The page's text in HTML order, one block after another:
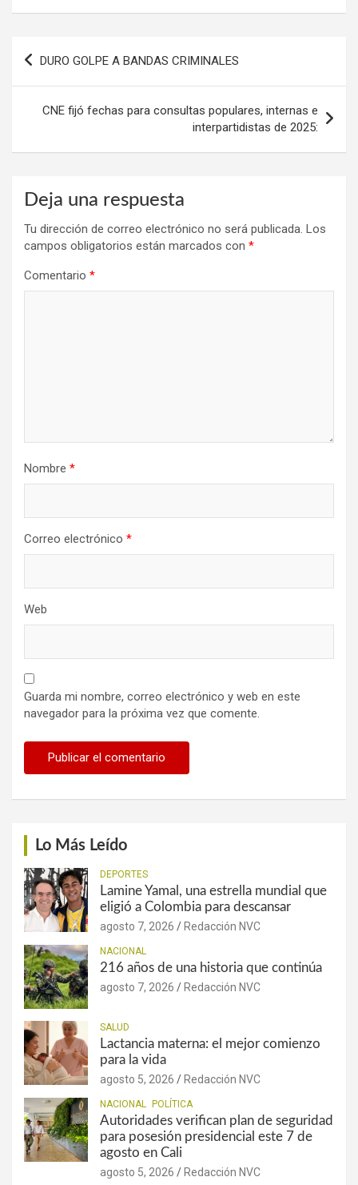
DURO GOLPE A BANDAS CRIMINALES
CNE fijó fechas para consultas populares, internas e
interpartidistas de 2025:
Deja una respuesta
Tu dirección de correo electrónico no será publicada. Los
campos obligatorios están marcados con *
Comentario *
Nombre *
Correo electrónico *
Web
Guarda mi nombre, correo electrónico y web en este
navegador para la próxima vez que comente.
Lo Más Leído
DEPORTES
Lamine Yamal, una estrella mundial que
eligió a Colombia para descansar
agosto 7, 2026 Redacción NVC
NACIONAL
216 años de una historia que continúa
agosto 7, 2026 Redacción NVC
SALUD
Lactancia materna: el mejor comienzo
para la vida
agosto 5, 2026 Redacción NVC
NACIONAL POLÍTICA
Autoridades verifican plan de seguridad
para posesión presidencial este 7 de
agosto en Cali
agosto 5, 2026 Redacción NVC